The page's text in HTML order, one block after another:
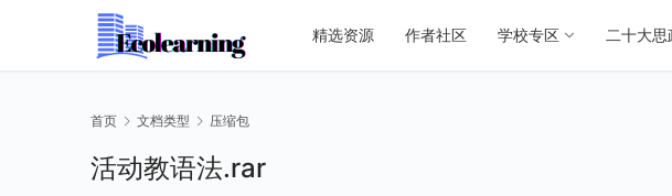
精选资源 作者社区 学校专区 二十大
首页 文档类型 压缩包
活动教语法.rar